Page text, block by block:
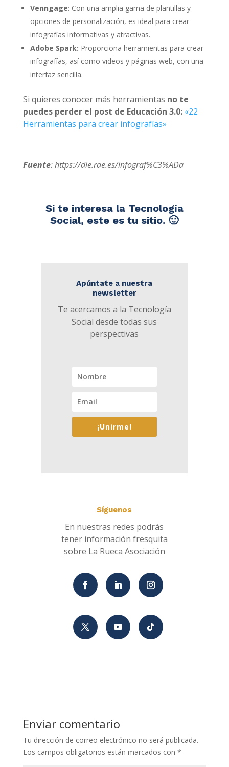
Venngage: Con una amplia gama de plantillas y
opciones de personalización, es ideal para crear
infografías informativas y atractivas.
Adobe Spark: Proporciona herramientas para crear
infografías, así como videos y páginas web, con una
interfaz sencilla.
Si quieres conocer más herramientas no te
puedes perder el post de Educación 3.0: «22
Herramientas para crear infografías»
Fuente: https://dle.rae.es/infograf%C3%ADa
Si te interesa la Tecnología
Social, este es tu sitio. 🙂
Apúntate a nuestra
newsletter
Te acercamos a la Tecnología
Social desde todas sus
perspectivas
¡Unirme!
Síguenos
En nuestras redes podrás
tener información fresquita
sobre La Rueca Asociación
Enviar comentario
Tu dirección de correo electrónico no será publicada.
Los campos obligatorios están marcados con *